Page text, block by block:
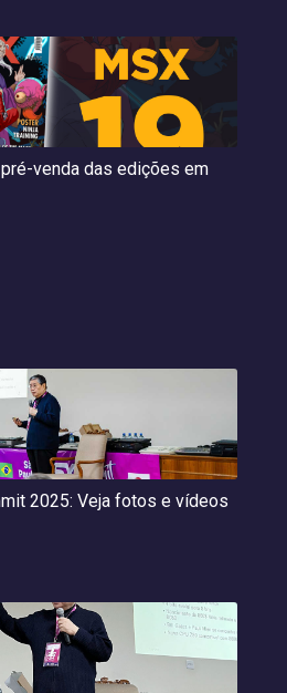
venda das edições em
2025: Veja fotos e vídeos